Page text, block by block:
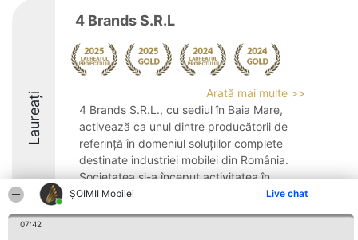
ȘOIMII Mobilei Live chat
07:42
Laureați
4 Brands S.R.L
Arată mai multe >>
4 Brands S.R.L., cu sediul în Baia Mare,
activează ca unul dintre producătorii de
referință în domeniul soluțiilor complete
destinate industriei mobilei din România.
Societatea și-a început activitatea în
anul 2011, concentrându-se inițial ...
9.4